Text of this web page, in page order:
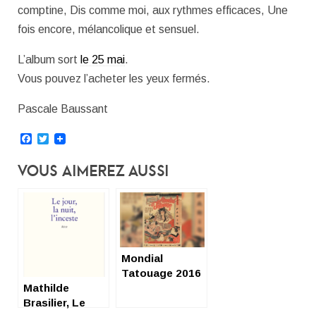
comptine, Dis comme moi, aux rythmes efficaces, Une
fois encore, mélancolique et sensuel.
L’album sort le 25 mai.
Vous pouvez l’acheter les yeux fermés.
Pascale Baussant
Facebook
Twitter
Vous Aimerez Aussi
Mathilde
Brasilier, Le
Mondial
Tatouage 2016